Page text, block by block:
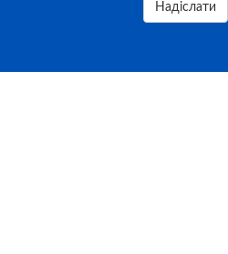
Надіслати